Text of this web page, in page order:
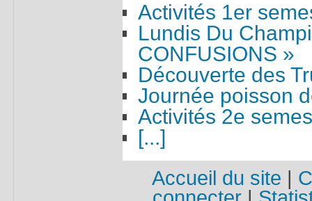
Activités 1er
Lundis Du
CONFUSIONS »
Découverte des
Journée poisson
Activités 2e
[...]
Accueil du site |